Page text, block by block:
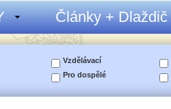
Články + Dlaždič
Vzdělávací
Pro dospělé